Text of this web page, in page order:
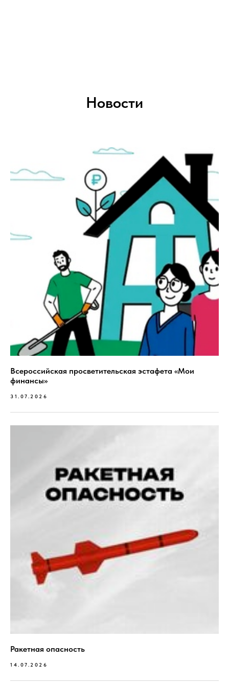
Новости
Всероссийская просветительская эстафета «Мои
финансы»
31.07.2026
Ракетная опасность
14.07.2026
455037, г. Магнитогорск, пр. Ленина 108/